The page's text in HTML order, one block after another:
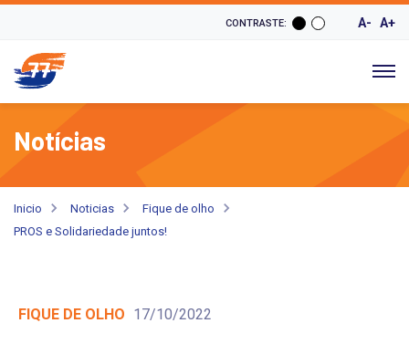
CONTRASTE: A- A+
Notícias
Inicio Noticias
Fique de olho
PROS e Solidariedade juntos!
FIQUE DE OLHO 17/10/2022